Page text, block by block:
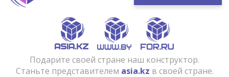
Подарите своей стране наш конструктор.
Станьте представителем asia.kz в своей стране.